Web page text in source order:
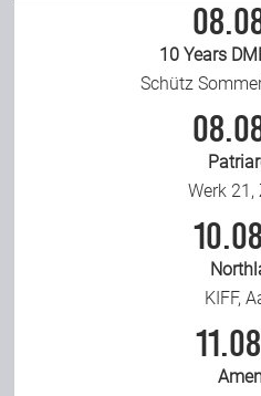
10 Years
Schütz
Werk 21,
KIFF,